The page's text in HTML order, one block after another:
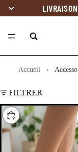
Accueil ›
FILTRER
CHOISIR